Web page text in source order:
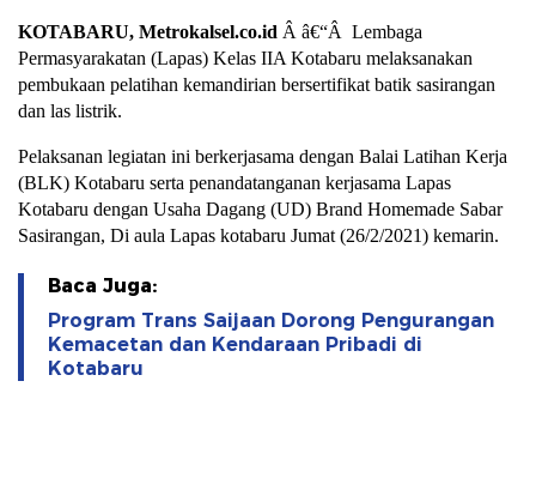
KOTABARU, Metrokalsel.co.id Â â€“Â Lembaga
Permasyarakatan (Lapas) Kelas IIA Kotabaru melaksanakan
pembukaan pelatihan kemandirian bersertifikat batik sasirangan
dan las listrik.
Pelaksanan legiatan ini berkerjasama dengan Balai Latihan Kerja
(BLK) Kotabaru serta penandatanganan kerjasama Lapas
Kotabaru dengan Usaha Dagang (UD) Brand Homemade Sabar
Sasirangan, Di aula Lapas kotabaru Jumat (26/2/2021) kemarin.
Baca Juga:
Program Trans Saijaan Dorong Pengurangan
Kemacetan dan Kendaraan Pribadi di
Kotabaru